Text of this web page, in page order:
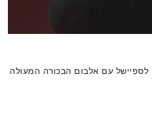
לספיישל עם אלבום הבכורה המעולה